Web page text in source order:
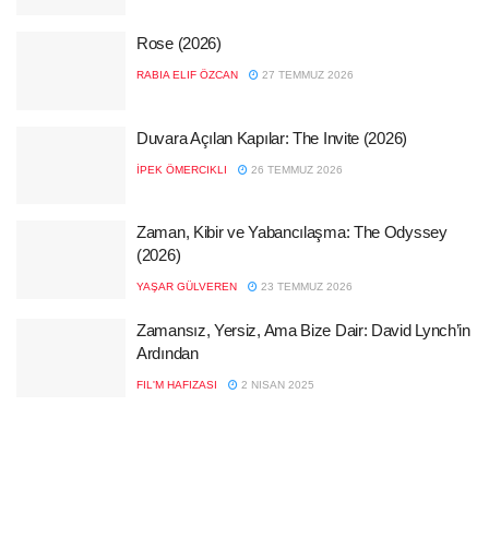
Rose (2026)
RABIA ELIF ÖZCAN 27 TEMMUZ 2026
Duvara Açılan Kapılar: The Invite (2026)
İPEK ÖMERCIKLI 26 TEMMUZ 2026
Zaman, Kibir ve Yabancılaşma: The Odyssey
(2026)
YAŞAR GÜLVEREN 23 TEMMUZ 2026
Zamansız, Yersiz, Ama Bize Dair: David Lynch’in
Ardından
FIL'M HAFIZASI 2 NISAN 2025